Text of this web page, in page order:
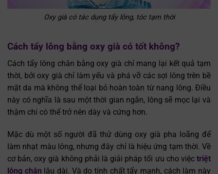
Oxy già có tác dụng tẩy lông, tóc tạm thời
Cách tẩy lông bằng oxy già có tốt không?
Cách tẩy lông chân bằng oxy già chỉ mang lại kết quả tạm
thời, bởi oxy già chỉ làm yếu và phá vỡ các sợi lông trên bề
mặt da mà không thể loại bỏ hoàn toàn từ nang lông. Điều
này có nghĩa là sau một thời gian ngắn, lông sẽ mọc lại và
thậm chí có thể trở nên dày và cứng hơn.
Mặc dù một số người đã thử dùng oxy già pha loãng để
làm nhạt màu lông, nhưng đây chỉ là hiệu ứng tạm thời. Về
cơ bản, oxy già không phải là giải pháp tối ưu cho việc triệt
lông chân lâu dài. Và do tính chất tẩy mạnh, cách làm này